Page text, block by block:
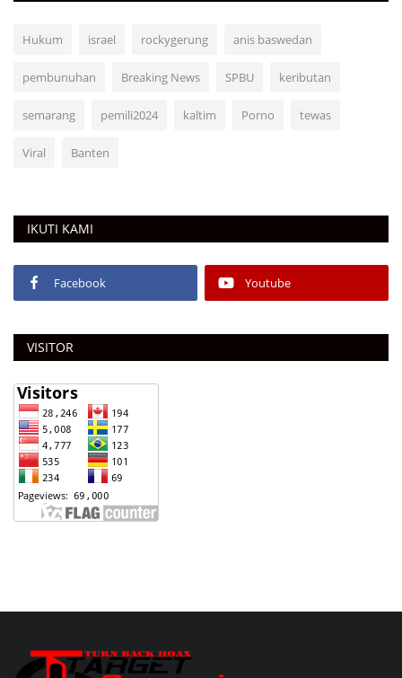
Hukum israel rockygerung anis baswedan
pembunuhan Breaking News SPBU keributan
semarang pemili2024 kaltim Porno tewas
Viral Banten
IKUTI KAMI
Facebook Youtube
VISITOR